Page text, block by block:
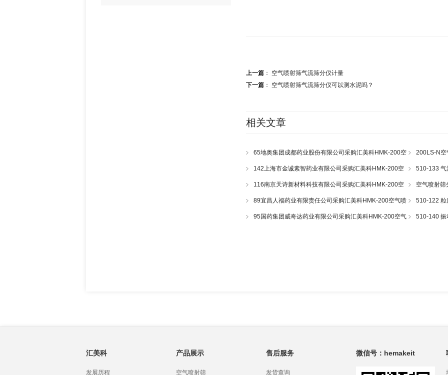
上一篇 ： 空气喷射筛气流筛分仪计量
下一篇 ： 空气喷射筛气流筛分仪可以测水泥吗？
相关文章
65地奥集团成都药业股份有限公司采购汇美科HMK-200空
气喷射筛一套
200LS-N空
142上海市金诚素智药业有限公司采购汇美科HMK-200空
气喷射筛一套
510-133 气
116南京天诗新材料科技有限公司采购汇美科HMK-200空
气喷射筛一套
空气喷射
89宜昌人福药业有限责任公司采购汇美科HMK-200空气喷
射筛一套
510-122 粒
95国药集团威奇达药业有限公司采购汇美科HMK-200空气
510-140 振
汇美科
发展历程
产品展示
空气喷射筛
售后服务
发货查询
微信号：hemakeit